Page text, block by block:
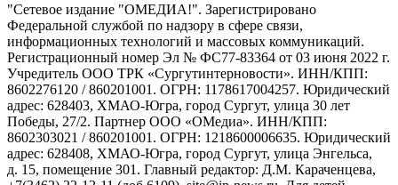
"Сетевое издание "ОМЕДИА!". Зарегистрировано
Федеральной службой по надзору в сфере связи,
информационных технологий и массовых коммуникаций.
Регистрационный номер Эл № ФС77-83364 от 03 июня 2022 г.
Учредитель ООО ТРК «Сургутинтерновости». ИНН/КПП:
8602276120 / 860201001. ОГРН: 1178617004257. Юридический
адрес: 628403, ХМАО-Югра, город Сургут, улица 30 лет
Победы, 27/2. Партнер ООО «ОМедиа». ИНН/КПП:
8602303021 / 860201001. ОГРН: 1218600006635. Юридический
адрес: 628408, ХМАО-Югра, город Сургут, улица Энгельса,
д. 15, помещение 301. Главный редактор: Д.М. Караченцева,